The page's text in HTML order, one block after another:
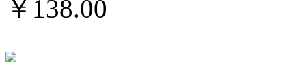
￥ 138.00